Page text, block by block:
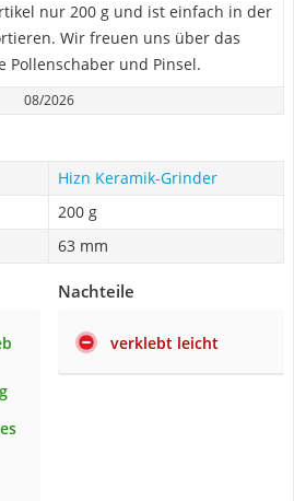
nur 200 g und ist einfach in der
Wir freuen uns über das
Pollenschaber und Pinsel.
08/2026
Hizn Keramik-Grinder
200 g
63 mm
Nachteile
verklebt leicht